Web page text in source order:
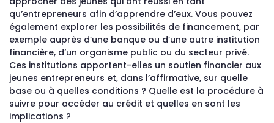
qu’entrepreneurs afin d’apprendre d’eux. Vous pouvez
également explorer les possibilités de financement, par
exemple auprès d’une banque ou d’une autre institution
financière, d’un organisme public ou du secteur privé.
Ces institutions apportent-elles un soutien financier aux
jeunes entrepreneurs et, dans l’affirmative, sur quelle
base ou à quelles conditions ? Quelle est la procédure à
suivre pour accéder au crédit et quelles en sont les
implications ?